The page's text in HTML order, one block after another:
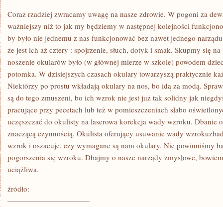
NIE
TYLKO
W
POLSCE
Coraz rzadziej zwracamy uwagę na nasze zdrowie. W pogoni za
ważniejszy niż to jak my będziemy w następnej kolejności
by było nie jednemu z nas funkcjonować bez nawet jednego
że jest ich aż cztery : spojrzenie, słuch, dotyk i smak. Skupmy się
noszenie okularów było (w głównej mierze w szkole) powodem
potomka. W dzisiejszych czasach okulary towarzyszą praktycznie
Niektórzy po prostu wkładają okulary na nos, bo idą za modą.
są do tego zmuszeni, bo ich wzrok nie jest już tak solidny jak
pracujące przy pecetach lub też w pomieszczeniach słabo
uczęszczać do okulisty na laserowa korekcja wady wzroku. Dbanie
znaczącą czynnością. Okulista oferujący usuwanie wady
wzrok i oszacuje, czy wymagane są nam okulary. Nie powinniśmy
pogorszenia się wzroku. Dbajmy o nasze narządy zmysłowe,
uciążliwa.
źródło:
———————————